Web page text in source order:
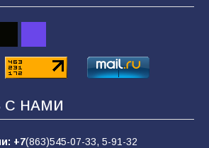
не поля переходить»: почему
— это
вброс
не возьмёшь»: почему
о мобилизации — это
С НАМИ
+7(863)545-07-33, 5-91-32